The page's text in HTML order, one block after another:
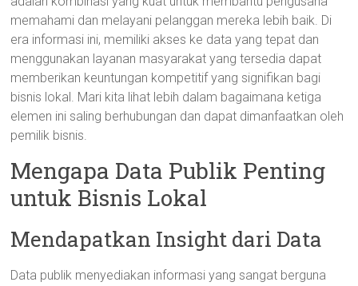
memahami dan melayani pelanggan mereka lebih baik. Di
era informasi ini, memiliki akses ke data yang tepat dan
menggunakan layanan masyarakat yang tersedia dapat
memberikan keuntungan kompetitif yang signifikan bagi
bisnis lokal. Mari kita lihat lebih dalam bagaimana ketiga
elemen ini saling berhubungan dan dapat dimanfaatkan oleh
pemilik bisnis.
Mengapa Data Publik Penting
untuk Bisnis Lokal
Mendapatkan Insight dari Data
Data publik menyediakan informasi yang sangat berguna